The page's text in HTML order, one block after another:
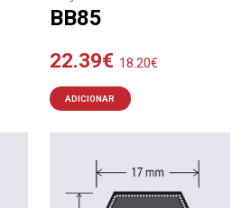
BB85
22.39€ 18.20€
ADICIONAR